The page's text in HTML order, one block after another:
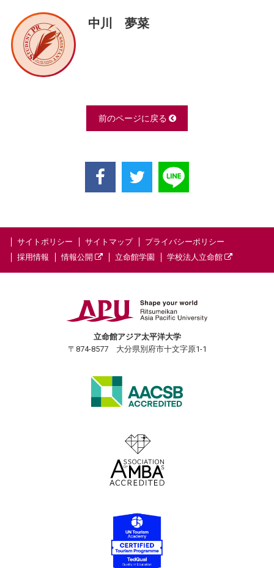
中川 夢菜
前のページに戻る
サイトポリシー サイトマップ
プライバシーポリシー
採用情報
情報公開 立命館学園 学校法人立命館
立命館アジア太平洋大学
〒874-8577 大分県別府市十文字原1-1